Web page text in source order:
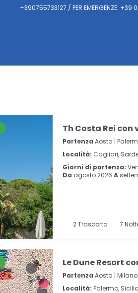
+390755733127 / PER EMERGENZE:
Th Costa Rei con
Partenza Aosta |
Località: Cagliari,
Giorni di partenza:
Da agosto 2026 A
2Trasporto 7
Le Dune Resort
Partenza Aosta | Milano
Località: Palermo, Sicilia